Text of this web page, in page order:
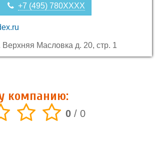
+7 (495) 780XXXX
Верхняя Масловка д. 20, стр. 1
компанию:
0 / 0